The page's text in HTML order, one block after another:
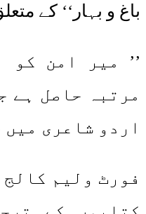
باغ و بہار‘‘ کے
’’ میر امن کو
مرتبہ حاصل ہے
اردو شاعری میں
فورٹ ولیم